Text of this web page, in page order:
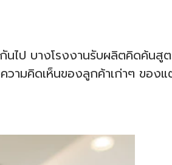
ไป บางโรงงานรับผลิตคิดค้นสู
คิดเห็นของลูกค้าเก่าๆ ของแ